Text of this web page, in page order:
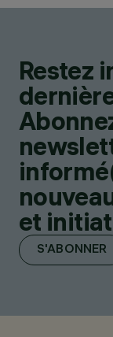
Restez
et
S'ABONNER